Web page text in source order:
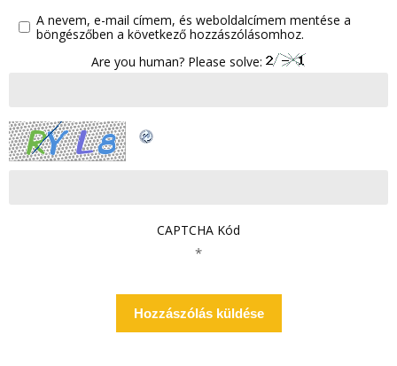
A nevem, e-mail címem, és weboldalcímem mentése a
böngészőben a következő hozzászólásomhoz.
Are you human? Please solve:
CAPTCHA Kód
*